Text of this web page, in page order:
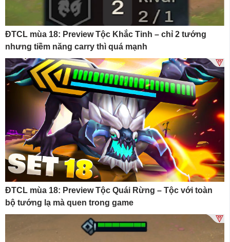
ĐTCL mùa 18: Preview Tộc Khắc Tinh – chỉ 2 tướng
nhưng tiềm năng carry thì quá mạnh
ĐTCL mùa 18: Preview Tộc Quái Rừng – Tộc với toàn
bộ tướng lạ mà quen trong game